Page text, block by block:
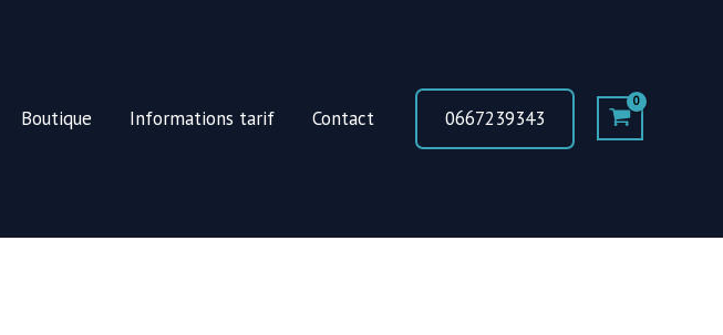
Boutique Informations tarif Contact 0667239343